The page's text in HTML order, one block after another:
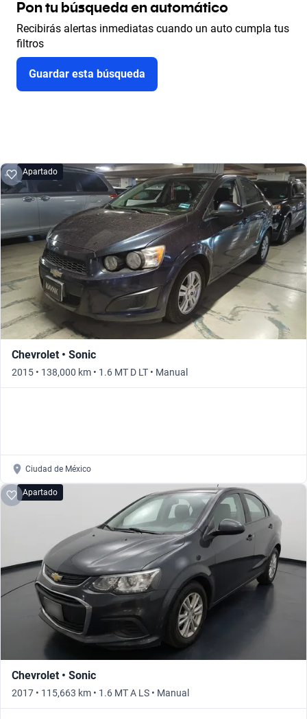
Pon tu búsqueda en automático
Recibirás alertas inmediatas cuando un auto cumpla tus
filtros
Guardar esta búsqueda
Apartado
Chevrolet • Sonic
2015 • 138,000 km • 1.6 MT D LT • Manual
Ciudad de México
Apartado
Chevrolet • Sonic
2017 • 115,663 km • 1.6 MT A LS • Manual